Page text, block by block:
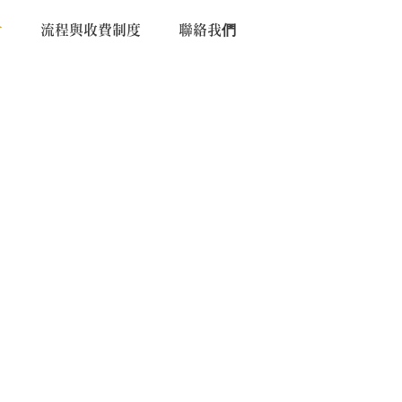
流程與收費制度 聯絡我們